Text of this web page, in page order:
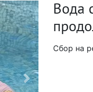
Next
Вода
Сбор на